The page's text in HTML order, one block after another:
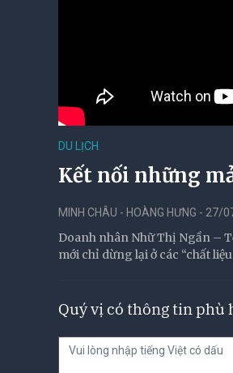
DU LỊCH
Kết nối những
MINH CHÂU - HOÀNG HƯNG - 27/
Doanh nhân Nhữ Thị Ngần –
mới chỉ dừng lại ở các “chất
Quý vị có thông tin phù